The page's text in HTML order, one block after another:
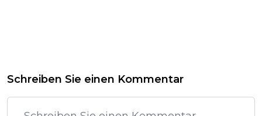
Schreiben Sie einen Kommentar